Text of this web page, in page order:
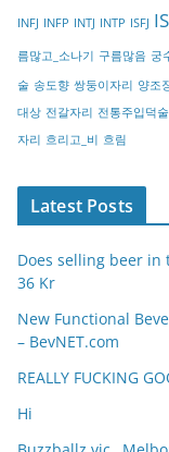
y
INFJ INFP INTJ INTP ISFJ
름많고_소나기 구름많음 궁
술 송도향 쌍둥이자리 양조
대상 전갈자리 전통주입덕술
자리 흐리고_비 흐림
Latest Posts
Does selling beer in
36 Kr
New Functional
– BevNET.com
REALLY FUCKING
Hi